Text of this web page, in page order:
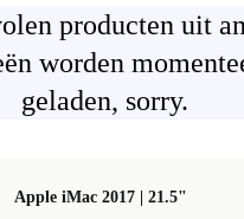
producten uit
worden
geladen, sorry.
Apple iMac 2017 | 21.5"